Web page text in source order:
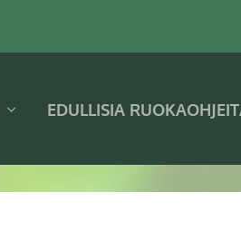
EDULLISIA